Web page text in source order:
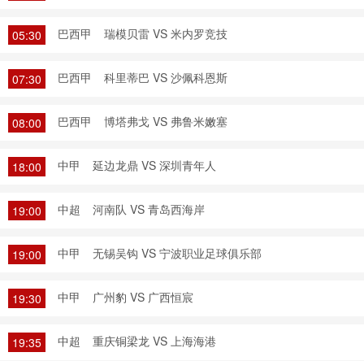
05:30 巴西甲 瑞模贝雷 VS 米内罗竞技
07:30 巴西甲 科里蒂巴 VS 沙佩科恩斯
08:00 巴西甲 博塔弗戈 VS 弗鲁米嫩塞
18:00 中甲 延边龙鼎 VS 深圳青年人
19:00 中超 河南队 VS 青岛西海岸
19:00 中甲 无锡吴钩 VS 宁波职业足球俱乐部
19:30 中甲 广州豹 VS 广西恒宸
19:35 中超 重庆铜梁龙 VS 上海海港